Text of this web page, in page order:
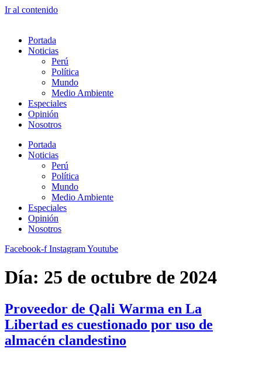
Ir al contenido
Portada
Noticias
Perú
Política
Mundo
Medio Ambiente
Especiales
Opinión
Nosotros
Portada
Noticias
Perú
Política
Mundo
Medio Ambiente
Especiales
Opinión
Nosotros
Facebook-f InstagramYoutube
Día: 25 de octubre de 2024
Proveedor de Qali Warma en La
Libertad es cuestionado por uso de
almacén clandestino